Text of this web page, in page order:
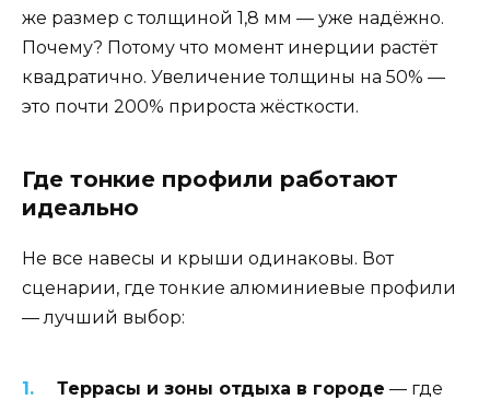
же размер с толщиной 1,8 мм — уже надёжно.
Почему? Потому что момент инерции растёт
квадратично. Увеличение толщины на 50% —
это почти 200% прироста жёсткости.
Где тонкие профили работают
идеально
Не все навесы и крыши одинаковы. Вот
сценарии, где тонкие алюминиевые профили
— лучший выбор:
Террасы и зоны отдыха в городе — где